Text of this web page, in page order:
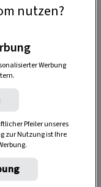
weiße Papier
und Ohren
nutzen?
Werbung
Pfeiler unseres
zur Nutzung ist Ihre